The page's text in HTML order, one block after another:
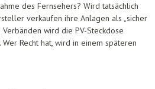
des Fernsehers? Wird tatsächlich
verkaufen ihre Anlagen als „sicher
Verbänden wird die PV-Steckdose
Recht hat, wird in einem späteren